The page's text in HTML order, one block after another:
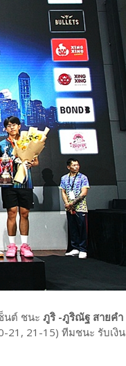
นต์ ชนะ ภูริ -ภูริณัฐ สายคำ
21, 21-15) ทีมชนะ รับเงิน